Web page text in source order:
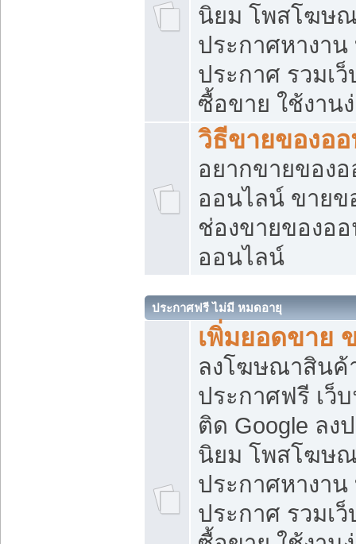
นิยม โพสโฆษ
ประกาศหางาน
ประกาศ รวมเ
ซื้อขาย ใช้งาน
วิธีขายของอ
อยากขายของ
ออนไลน์ ขายข
ช่องขายของอ
ออนไลน์
ประกาศฟรี ไม่มี หมดอายุ
เพิ่มยอดขาย
ลงโฆษณาสิน
ประกาศฟรี เว็
ติด Google ลง
นิยม โพสโฆษ
ประกาศหางาน
ประกาศ รวมเ